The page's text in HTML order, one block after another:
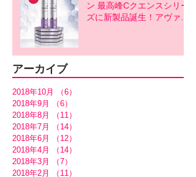
ン 最高峰Cクエンスシリー
ズに新製品誕生！アヴァン
アーカイブ
2018年10月 （6）
2018年9月
（6）
2018年8月
（11）
2018年7月
（14）
2018年6月
（12）
2018年4月
（14）
2018年3月
（7）
2018年2月
（11）